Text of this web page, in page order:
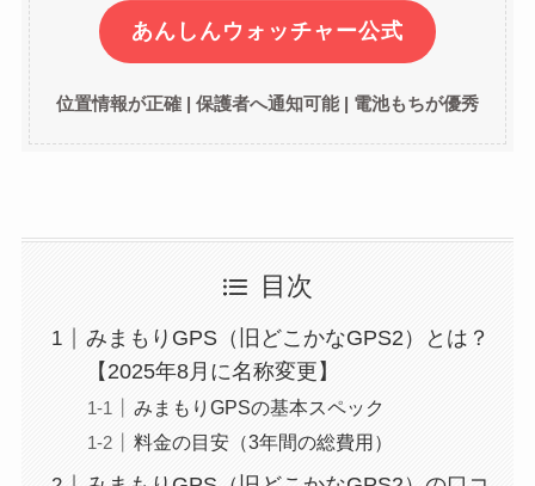
あんしんウォッチャー公式
位置情報が正確 | 保護者へ通知可能 | 電池もちが優秀
目次
みまもりGPS（旧どこかなGPS2）とは？
【2025年8月に名称変更】
みまもりGPSの基本スペック
料金の目安（3年間の総費用）